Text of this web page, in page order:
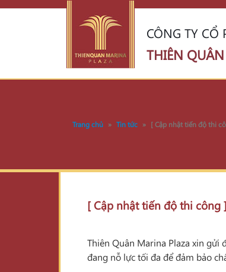
CÔNG TY CỔ
THIÊN
Trang chủ » Tin tức » [ Cập nhật tiến độ thi
[ Cập nhật tiến độ thi công
Thiên Quân Marina Plaza xin
đang nỗ lực tối đa để đảm bảo